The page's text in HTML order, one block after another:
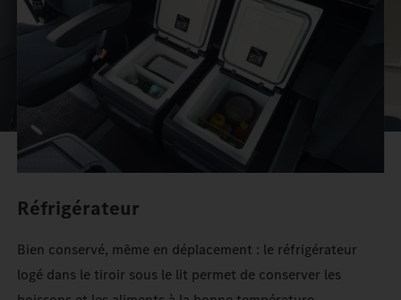
Réfrigérateur
Bien conservé, même en déplacement : le réfrigérateur
logé dans le tiroir sous le lit permet de conserver les